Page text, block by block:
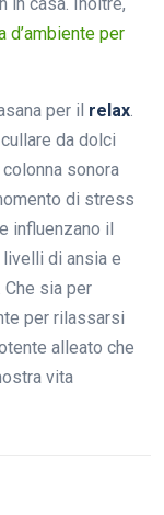
d’ambiente per
per il relax.
da dolci
sonora
di stress
influenzano il
di ansia e
sia per
per rilassarsi
alleato che
vita